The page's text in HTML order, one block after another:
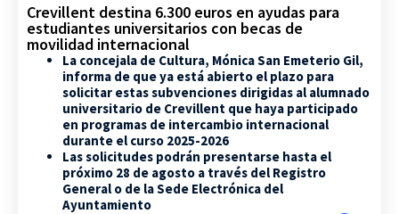
Crevillent destina 6.300 euros en ayudas para
estudiantes universitarios con becas de
movilidad internacional
La concejala de Cultura, Mónica San Emeterio Gil,
informa de que ya está abierto el plazo para
solicitar estas subvenciones dirigidas al alumnado
universitario de Crevillent que haya participado
en programas de intercambio internacional
durante el curso 2025-2026
Las solicitudes podrán presentarse hasta el
próximo 28 de agosto a través del Registro
General o de la Sede Electrónica del
Ayuntamiento